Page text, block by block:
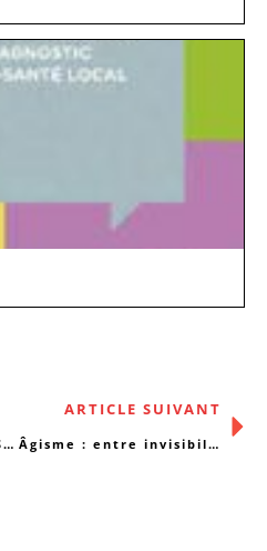
La ligne 25 du réseau SMIB, un(e) tram(e) de podcasts
ARTICLE SUIVANT
Âgisme : entre invisibilité et discriminations